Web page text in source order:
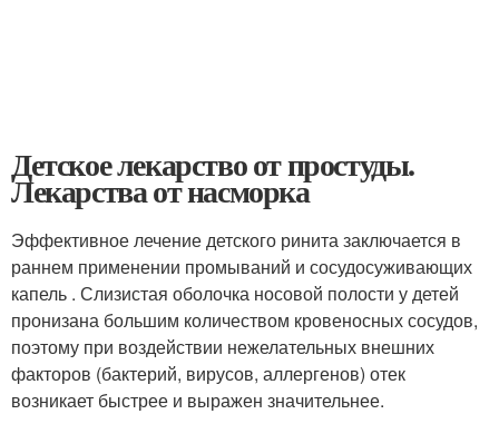
Детское лекарство от простуды.
Лекарства от насморка
Эффективное лечение детского ринита заключается в
раннем применении промываний и сосудосуживающих
капель . Слизистая оболочка носовой полости у детей
пронизана большим количеством кровеносных сосудов,
поэтому при воздействии нежелательных внешних
факторов (бактерий, вирусов, аллергенов) отек
возникает быстрее и выражен значительнее.